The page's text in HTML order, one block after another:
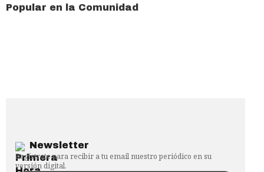
Popular en la Comunidad
Newsletter
Regístrate para recibir a tu email nuestro periódico en su
versión digital.